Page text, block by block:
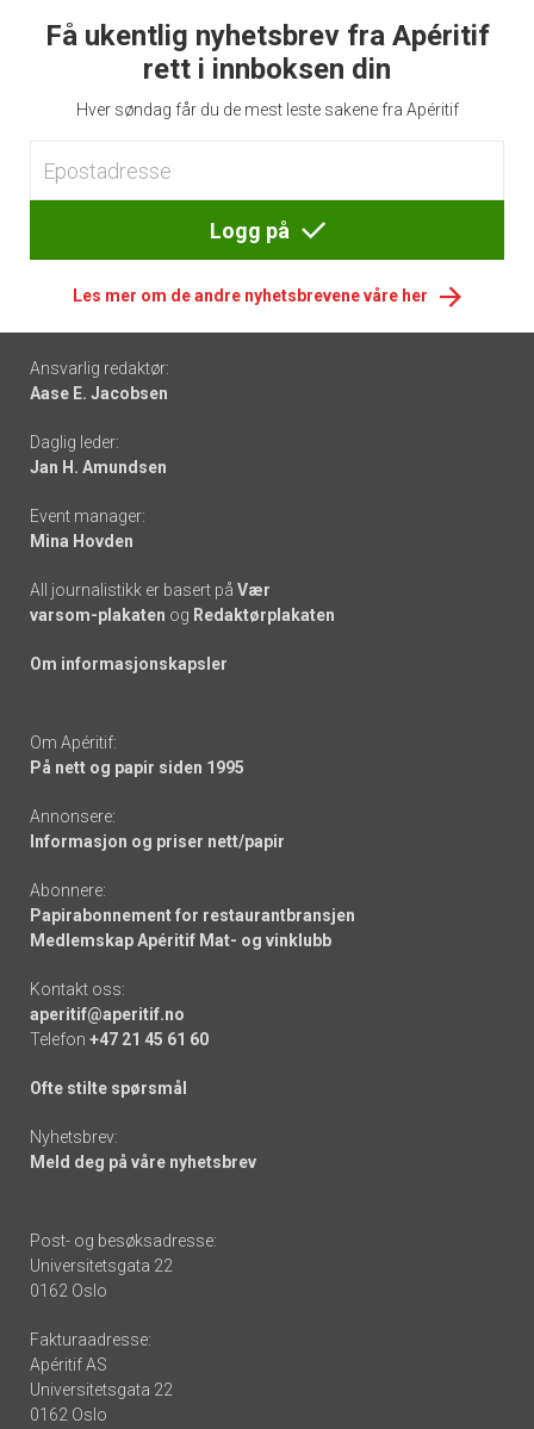
Få ukentlig nyhetsbrev fra Apéritif
rett i innboksen din
Hver søndag får du de mest leste sakene fra Apéritif
Logg på
Les mer om de andre nyhetsbrevene våre her
Footer
-
links
Ansvarlig redaktør:
Aase E. Jacobsen
Daglig leder:
Jan H. Amundsen
Event manager:
Mina Hovden
All journalistikk er basert på Vær
varsom-plakaten og Redaktørplakaten
Om informasjonskapsler
Om Apéritif:
På nett og papir siden 1995
Annonsere:
Informasjon og priser nett/papir
Abonnere:
Papirabonnement for restaurantbransjen
Medlemskap Apéritif Mat- og vinklubb
Kontakt oss:
aperitif@aperitif.no
Telefon +47 21 45 61 60
Ofte stilte spørsmål
Nyhetsbrev:
Meld deg på våre nyhetsbrev
Post- og besøksadresse:
Universitetsgata 22
0162 Oslo
Fakturaadresse:
Apéritif AS
Universitetsgata 22
0162 Oslo